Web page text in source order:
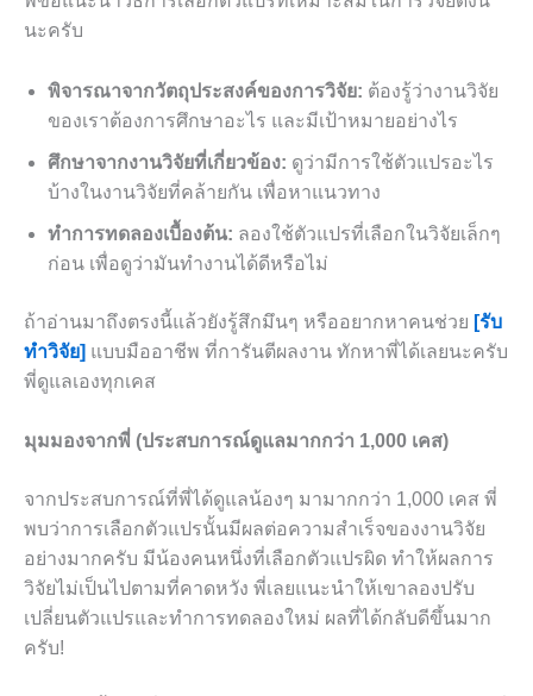
นะครับ
พิจารณาจากวัตถุประสงค์ของการวิจัย: ต้องรู้ว่างานวิจัย
ของเราต้องการศึกษาอะไร และมีเป้าหมายอย่างไร
ศึกษาจากงานวิจัยที่เกี่ยวข้อง: ดูว่ามีการใช้ตัวแปรอะไร
บ้างในงานวิจัยที่คล้ายกัน เพื่อหาแนวทาง
ทำการทดลองเบื้องต้น: ลองใช้ตัวแปรที่เลือกในวิจัยเล็กๆ
ก่อน เพื่อดูว่ามันทำงานได้ดีหรือไม่
ถ้าอ่านมาถึงตรงนี้แล้วยังรู้สึกมึนๆ หรืออยากหาคนช่วย [รับ
ทำวิจัย] แบบมืออาชีพ ที่การันตีผลงาน ทักหาพี่ได้เลยนะครับ
พี่ดูแลเองทุกเคส
มุมมองจากพี่ (ประสบการณ์ดูแลมากกว่า 1,000 เคส)
จากประสบการณ์ที่พี่ได้ดูแลน้องๆ มามากกว่า 1,000 เคส พี่
พบว่าการเลือกตัวแปรนั้นมีผลต่อความสำเร็จของงานวิจัย
อย่างมากครับ มีน้องคนหนึ่งที่เลือกตัวแปรผิด ทำให้ผลการ
วิจัยไม่เป็นไปตามที่คาดหวัง พี่เลยแนะนำให้เขาลองปรับ
เปลี่ยนตัวแปรและทำการทดลองใหม่ ผลที่ได้กลับดีขึ้นมาก
ครับ!